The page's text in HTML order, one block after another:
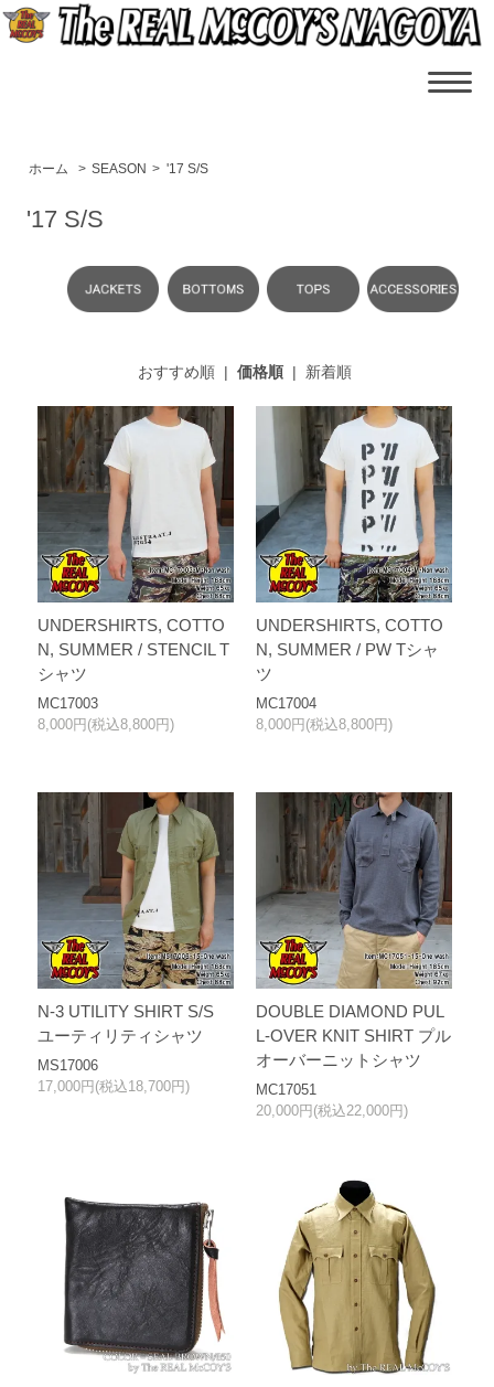
ホーム > SEASON > '17 S/S
'17 S/S
おすすめ順| 価格順| 新着順
UNDERSHIRTS, COTTO
N, SUMMER / STENCIL T
シャツ
MC17003
8,000円(税込8,800円)
UNDERSHIRTS, COTTO
N, SUMMER / PW Tシャ
ツ
MC17004
8,000円(税込8,800円)
N-3 UTILITY SHIRT S/S
ユーティリティシャツ
MS17006
17,000円(税込18,700円)
DOUBLE DIAMOND PUL
L-OVER KNIT SHIRT プル
オーバーニットシャツ
MC17051
20,000円(税込22,000円)